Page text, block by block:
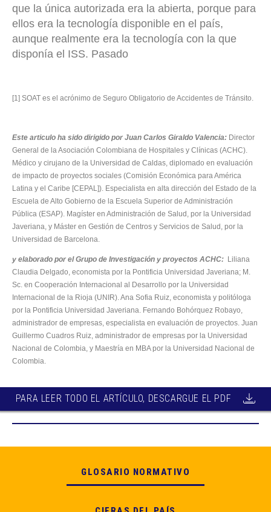
que la única autorizada era la abierta, porque para
ellos era la tecnología disponible en el país,
aunque realmente era la tecnología con la que
disponía el ISS. Pasado
[1] SOAT es el acrónimo de Seguro Obligatorio de Accidentes de Tránsito.
Este articulo ha sido dirigido por Juan Carlos Giraldo Valencia: Director
General de la Asociación Colombiana de Hospitales y Clínicas (ACHC).
Médico y cirujano de la Universidad de Caldas, diplomado en evaluación
de impacto de proyectos sociales (Comisión Económica para América
Latina y el Caribe [CEPAL]). Especialista en alta dirección del Estado de la
Escuela de Alto Gobierno de la Escuela Superior de Administración
Pública (ESAP). Magíster en Administración de Salud, por la Universidad
Javeriana, y Máster en Gestión de Centros y Servicios de Salud, por la
Universidad de Barcelona.
y elaborado por el Grupo de Investigación y proyectos ACHC: Liliana
Claudia Delgado, economista por la Pontificia Universidad Javeriana; M.
Sc. en Cooperación Internacional al Desarrollo por la Universidad
Internacional de la Rioja (UNIR). Ana Sofia Ruiz, economista y politóloga
por la Pontificia Universidad Javeriana. Fernando Bohórquez Robayo,
administrador de empresas, especialista en evaluación de proyectos. Juan
Guillermo Cuadros Ruiz, administrador de empresas por la Universidad
Nacional de Colombia, y Maestría en MBA por la Universidad Nacional de
Colombia.
PARA LEER TODO EL ARTÍCULO, DESCARGUE EL PDF
GLOSARIO NORMATIVO